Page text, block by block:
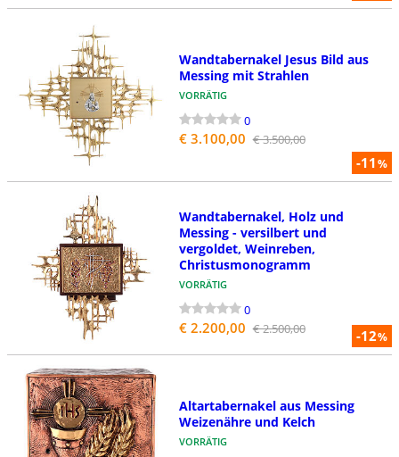
-11%
Wandtabernakel Jesus Bild aus
Messing mit Strahlen
VORRÄTIG
0
€ 3.100,00 € 3.500,00
-12%
Wandtabernakel, Holz und
Messing - versilbert und
vergoldet, Weinreben,
Christusmonogramm
VORRÄTIG
0
€ 2.200,00 € 2.500,00
Altartabernakel aus Messing
Weizenähre und Kelch
VORRÄTIG